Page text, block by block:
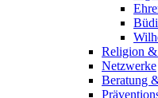
Religion
Netzwerke
Beratung